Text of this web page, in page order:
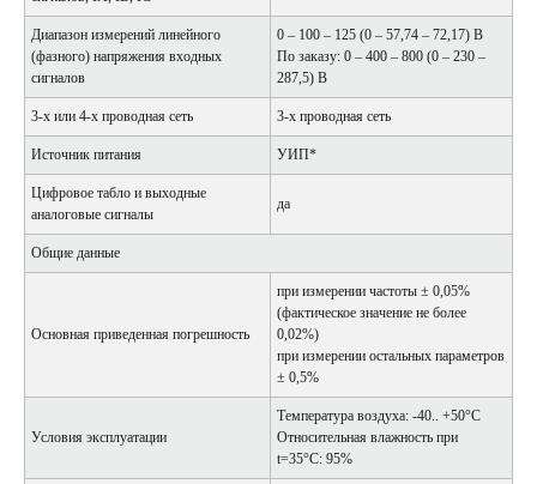
Диапазон измерений линейного
(фазного) напряжения входных
сигналов
0 – 100 – 125 (0 – 57,74 – 72,17) В
По заказу: 0 – 400 – 800 (0 – 230 –
287,5) В
3-х или 4-х проводная сеть 3-х проводная сеть
Источник питания УИП*
Цифровое табло и выходные
аналоговые сигналы
да
Общие данные
Основная приведенная погрешность
при измерении частоты ± 0,05%
(фактическое значение не более
0,02%)
при измерении остальных параметров
± 0,5%
Условия эксплуатации
Температура воздуха: -40.. +50°С
Относительная влажность при
t=35°С: 95%